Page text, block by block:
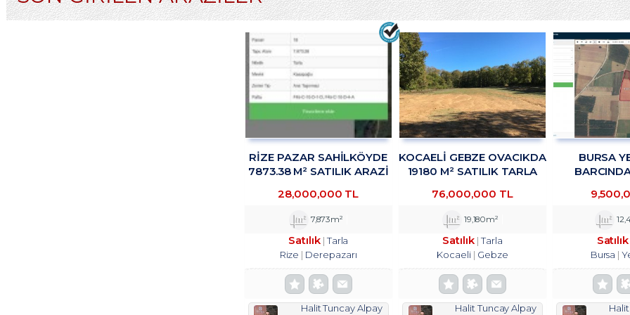
RİZE PAZAR SAHİLKÖYDE
7873.38 M² SATILIK ARAZİ
28,000,000 TL
7,873m²
Satılık Tarla
Rize
Derepazarı
Halit Tuncay Alpay
KOCAELİ GEBZE OVACIKDA
19180 M² SATILIK TARLA
76,000,000 TL
19,180m²
Satılık Tarla
Kocaeli
Gebze
Halit Tuncay Alpay
BURSA
TESİSİNE
SATILIK
Satılık
Bursa